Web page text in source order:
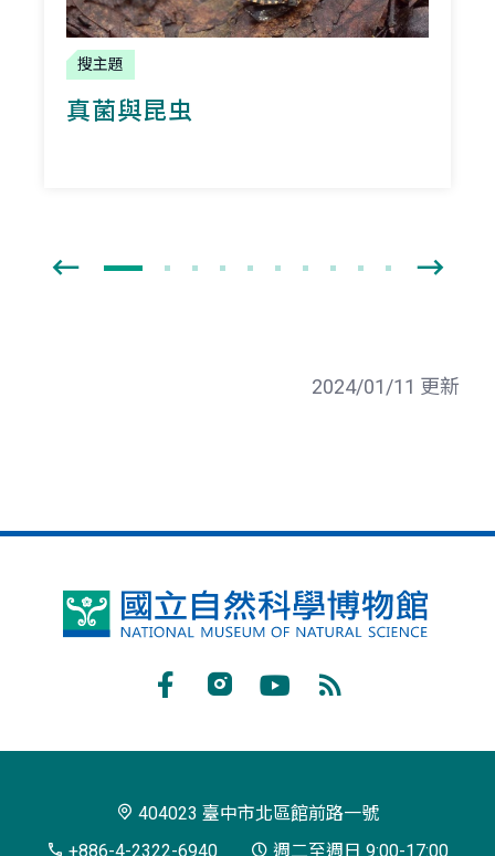
搜主題
真菌與昆虫
2024/01/11 更新
國
博
閱
404023 臺中市北區館前路一號
+886-4-2322-6940
週二至週日 9:00-17:00